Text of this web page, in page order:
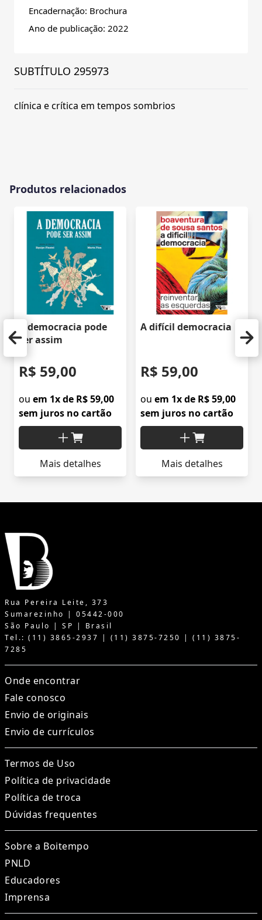
Encadernação: Brochura
Ano de publicação: 2022
SUBTÍTULO 295973
clínica e crítica em tempos sombrios
Produtos relacionados
A democracia pode
ser assim
R$ 59,00
ou em 1x de R$ 59,00
sem juros no cartão
Mais detalhes
A difícil democracia
R$ 59,00
ou em 1x de R$ 59,00
sem juros no cartão
Mais detalhes
Rua Pereira Leite, 373
Sumarezinho | 05442-000
São Paulo | SP | Brasil
Tel.: (11) 3865-2937 | (11) 3875-7250 | (11) 3875-
7285
Onde encontrar
Fale conosco
Envio de originais
Envio de currículos
Termos de Uso
Política de privacidade
Política de troca
Dúvidas frequentes
Sobre a Boitempo
PNLD
Educadores
Imprensa